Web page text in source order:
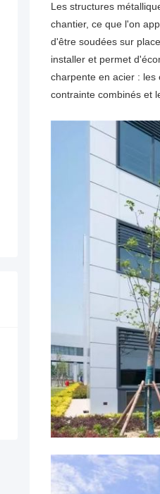
Les structures
chantier, ce que l'on
d'être soudées sur
installer et permet
charpente en acier : les
contrainte combinés et